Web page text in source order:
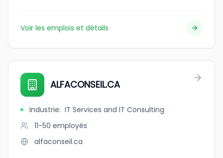
Voir les emplois et détails
ALFACONSEIL.CA
Industrie: IT Services and IT Consulting
11-50 employés
alfaconseil.ca